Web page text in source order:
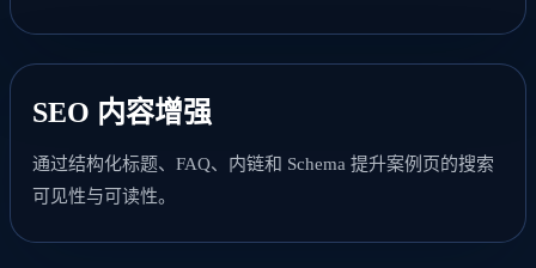
SEO 内容增强
通过结构化标题、FAQ、内链和 Schema 提升案例页的搜索
可见性与可读性。